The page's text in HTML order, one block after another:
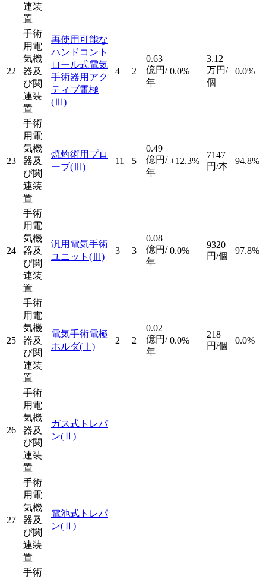
連装
置
22
手術
用電
気機
器及
び関
連装
置
再使用可能な
ハンドコント
ロール式電気
手術器用アク
ティブ電極
(Ⅲ)
4 2
0.63
億円/
年
0.0%
3.12
万円/
個
0.0%
23
手術
用電
気機
器及
び関
連装
置
焼灼術用プロ
ーブ(Ⅲ)
11 5
0.49
億円/
年
+12.3%
7147
円/本
94.8%
24
手術
用電
気機
器及
び関
連装
置
汎用電気手術
ユニット (Ⅲ)
3 3
0.08
億円/
年
0.0%
9320
円/個
97.8%
25
手術
用電
気機
器及
び関
連装
置
電気手術電極
ホルダ(Ⅰ)
2 2
0.02
億円/
年
0.0%
218
円/個
0.0%
26
手術
用電
気機
器及
び関
連装
置
ガス式トレパ
ン(Ⅱ)
27
手術
用電
気機
器及
び関
連装
置
電池式トレパ
ン(Ⅱ)
手術